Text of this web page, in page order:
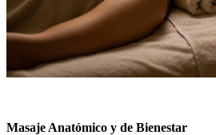
Masaje Anatómico y de Bienestar